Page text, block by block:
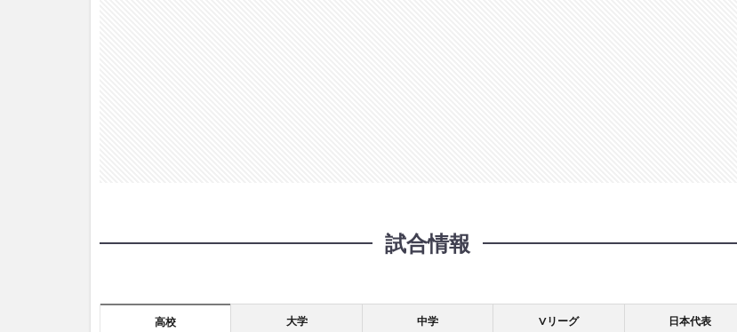
試合情報
高校 大学 中学 Vリーグ 日本代表